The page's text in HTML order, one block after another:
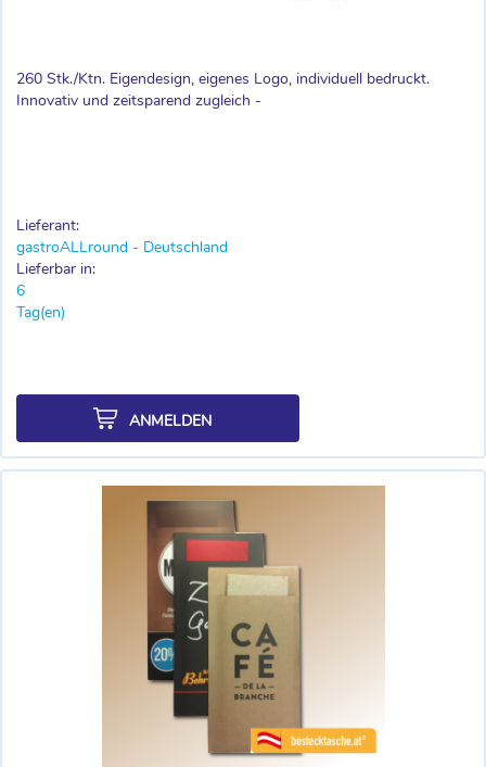
260 Stk./Ktn. Eigendesign, eigenes Logo, individuell bedruckt.
Innovativ und zeitsparend zugleich -
Lieferant:
gastroALLround - Deutschland
Lieferbar in:
6
Tag(en)
ANMELDEN